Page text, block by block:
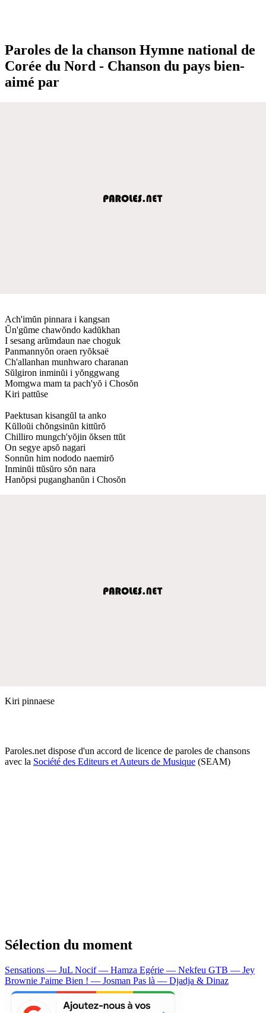
Paroles de la chanson Hymne national de
Corée du Nord - Chanson du pays bien-
aimé par
Ach'imŭn pinnara i kangsan
Ŭn'gŭme chawŏndo kadŭkhan
I sesang arŭmdaun nae choguk
Panmannyŏn oraen ryŏksaë
Ch'allanhan munhwaro charanan
Sŭlgiron inminŭi i yŏnggwang
Momgwa mam ta pach'yŏ i Chosŏn
Kiri pattŭse
Paektusan kisangŭl ta anko
Kŭlloŭi chŏngsinŭn kittŭrŏ
Chilliro mungch'yŏjin ŏksen ttŭt
On segye apsŏ nagari
Sonnŭn him nododo naemirŏ
Inminŭi ttŭsŭro sŏn nara
Hanŏpsi puganghanŭn i Chosŏn
Kiri pinnaese
Paroles.net dispose d'un accord de licence de paroles de chansons
avec la Société des Editeurs et Auteurs de Musique (SEAM)
Sélection du moment
Sensations — JuL Nocif — Hamza Egérie — Nekfeu GTB — Jey
Brownie J'aime Bien ! — Josman Pas là — Djadja & Dinaz